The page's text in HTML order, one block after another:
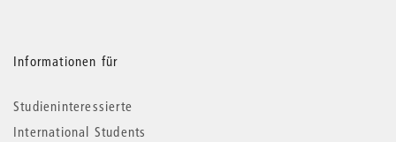
Informationen für
Studieninteressierte
International Students